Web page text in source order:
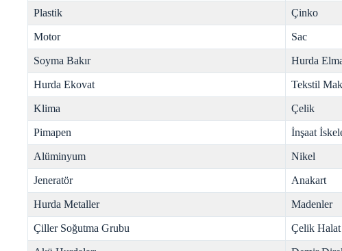
Plastik Çinko
Motor Sac
Soyma Bakır Hurda
Hurda Ekovat Tekstil
Klima Çelik
Pimapen İnşaat
Alüminyum Nikel
Jeneratör Anakart
Hurda Metaller Madenler
Çiller Soğutma Grubu Çelik Halat